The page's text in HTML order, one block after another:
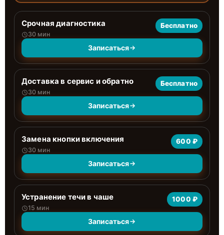
Срочная диагностика
30 мин
Бесплатно
Записаться
Доставка в сервис и обратно
30 мин
Бесплатно
Записаться
Замена кнопки включения
30 мин
600 ₽
Записаться
Устранение течи в чаше
15 мин
1000 ₽
Записаться